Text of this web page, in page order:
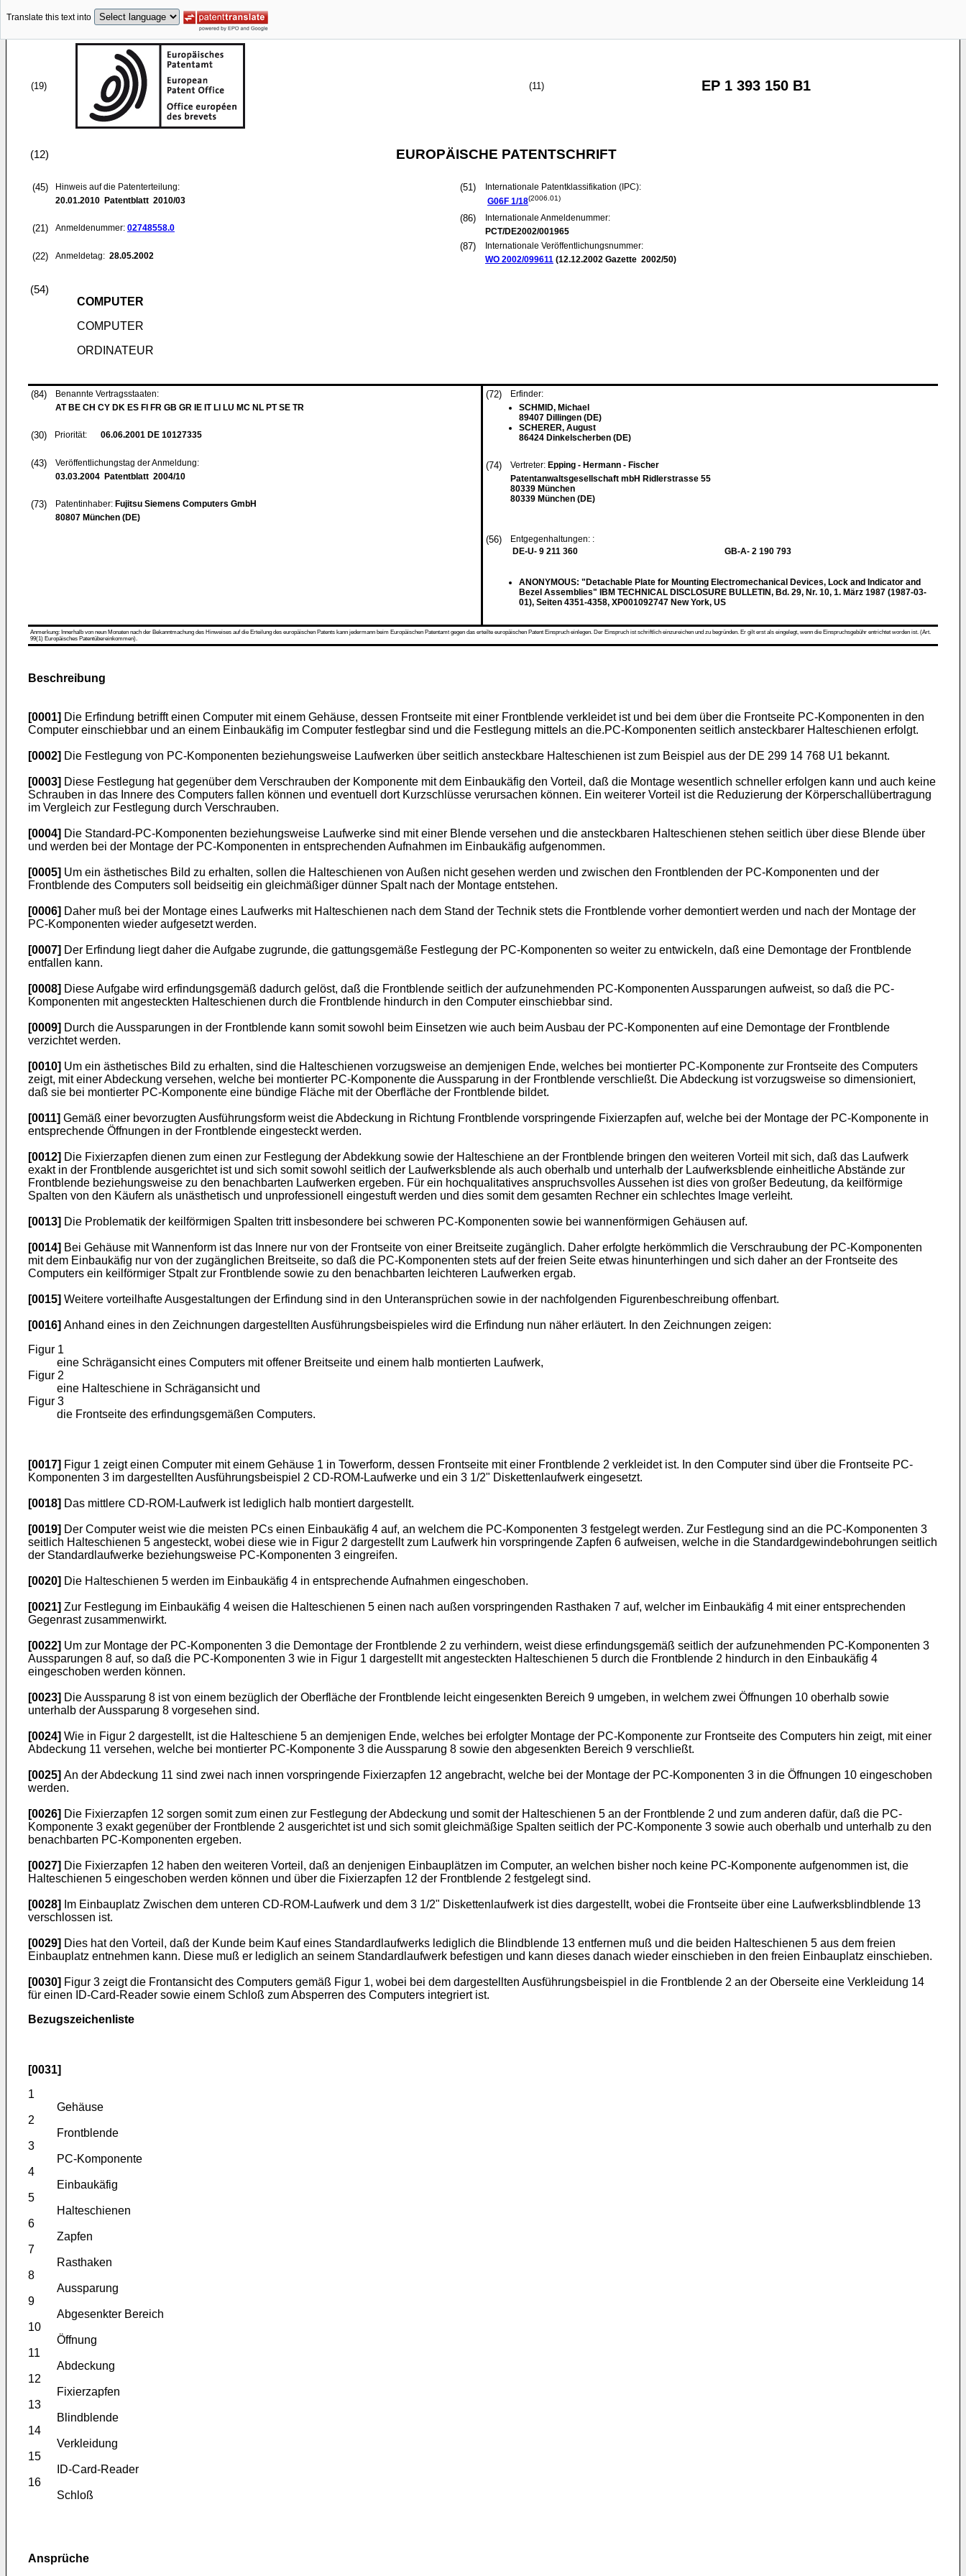
Translate this text into
(19) (11) EP 1 393 150 B1
(12) EUROPÄISCHE PATENTSCHRIFT
(45)
Hinweis auf die Patenterteilung:
20.01.2010 Patentblatt 2010/03
(21) Anmeldenummer: 02748558.0
(22) Anmeldetag: 28.05.2002
(51)
Internationale Patentklassifikation (IPC):
G06F 1/18(2006.01)
(86)
Internationale Anmeldenummer:
PCT/DE2002/001965
(87)
Internationale Veröffentlichungsnummer:
WO 2002/099611 (12.12.2002 Gazette 2002/50)
(54)
COMPUTER
COMPUTER
ORDINATEUR
(84)
Benannte Vertragsstaaten:
AT BE CH CY DK ES FI FR GB GR IE IT LI LU MC NL PT SE TR
(30) Priorität: 06.06.2001 DE 10127335
(43)
Veröffentlichungstag der Anmeldung:
03.03.2004 Patentblatt 2004/10
(73) Patentinhaber: Fujitsu Siemens Computers GmbH
80807 München (DE)
(72)
Erfinder:
SCHMID, Michael
89407 Dillingen (DE)
SCHERER, August
86424 Dinkelscherben (DE)
(74) Vertreter: Epping - Hermann - Fischer
Patentanwaltsgesellschaft mbH Ridlerstrasse 55
80339 München
80339 München (DE)
(56)
Entgegenhaltungen: :
DE-U- 9 211 360
GB-A- 2 190 793
ANONYMOUS: "Detachable Plate for Mounting Electromechanical Devices, Lock and Indicator and
Bezel Assemblies" IBM TECHNICAL DISCLOSURE BULLETIN, Bd. 29, Nr. 10, 1. März 1987 (1987-03-
01), Seiten 4351-4358, XP001092747 New York, US
Anmerkung: Innerhalb von neun Monaten nach der Bekanntmachung des Hinweises auf die Erteilung des europäischen Patents kann jedermann beim Europäischen Patentamt gegen das erteilte europäischen Patent Einspruch einlegen. Der Einspruch ist schriftlich einzureichen und zu begründen. Er gilt erst als eingelegt, wenn die Einspruchsgebühr entrichtet worden ist. (Art.
99(1) Europäisches Patentübereinkommen).
Beschreibung
[0001] Die Erfindung betrifft einen Computer mit einem Gehäuse, dessen Frontseite mit einer Frontblende verkleidet ist und bei dem über die Frontseite PC-Komponenten in den
Computer einschiebbar und an einem Einbaukäfig im Computer festlegbar sind und die Festlegung mittels an die.PC-Komponenten seitlich ansteckbarer Halteschienen erfolgt.
[0002] Die Festlegung von PC-Komponenten beziehungsweise Laufwerken über seitlich ansteckbare Halteschienen ist zum Beispiel aus der DE 299 14 768 U1 bekannt.
[0003] Diese Festlegung hat gegenüber dem Verschrauben der Komponente mit dem Einbaukäfig den Vorteil, daß die Montage wesentlich schneller erfolgen kann und auch keine
Schrauben in das Innere des Computers fallen können und eventuell dort Kurzschlüsse verursachen können. Ein weiterer Vorteil ist die Reduzierung der Körperschallübertragung
im Vergleich zur Festlegung durch Verschrauben.
[0004] Die Standard-PC-Komponenten beziehungsweise Laufwerke sind mit einer Blende versehen und die ansteckbaren Halteschienen stehen seitlich über diese Blende über
und werden bei der Montage der PC-Komponenten in entsprechenden Aufnahmen im Einbaukäfig aufgenommen.
[0005] Um ein ästhetisches Bild zu erhalten, sollen die Halteschienen von Außen nicht gesehen werden und zwischen den Frontblenden der PC-Komponenten und der
Frontblende des Computers soll beidseitig ein gleichmäßiger dünner Spalt nach der Montage entstehen.
[0006] Daher muß bei der Montage eines Laufwerks mit Halteschienen nach dem Stand der Technik stets die Frontblende vorher demontiert werden und nach der Montage der
PC-Komponenten wieder aufgesetzt werden.
[0007] Der Erfindung liegt daher die Aufgabe zugrunde, die gattungsgemäße Festlegung der PC-Komponenten so weiter zu entwickeln, daß eine Demontage der Frontblende
entfallen kann.
[0008] Diese Aufgabe wird erfindungsgemäß dadurch gelöst, daß die Frontblende seitlich der aufzunehmenden PC-Komponenten Aussparungen aufweist, so daß die PC-
Komponenten mit angesteckten Halteschienen durch die Frontblende hindurch in den Computer einschiebbar sind.
[0009] Durch die Aussparungen in der Frontblende kann somit sowohl beim Einsetzen wie auch beim Ausbau der PC-Komponenten auf eine Demontage der Frontblende
verzichtet werden.
[0010] Um ein ästhetisches Bild zu erhalten, sind die Halteschienen vorzugsweise an demjenigen Ende, welches bei montierter PC-Komponente zur Frontseite des Computers
zeigt, mit einer Abdeckung versehen, welche bei montierter PC-Komponente die Aussparung in der Frontblende verschließt. Die Abdeckung ist vorzugsweise so dimensioniert,
daß sie bei montierter PC-Komponente eine bündige Fläche mit der Oberfläche der Frontblende bildet.
[0011] Gemäß einer bevorzugten Ausführungsform weist die Abdeckung in Richtung Frontblende vorspringende Fixierzapfen auf, welche bei der Montage der PC-Komponente in
entsprechende Öffnungen in der Frontblende eingesteckt werden.
[0012] Die Fixierzapfen dienen zum einen zur Festlegung der Abdekkung sowie der Halteschiene an der Frontblende bringen den weiteren Vorteil mit sich, daß das Laufwerk
exakt in der Frontblende ausgerichtet ist und sich somit sowohl seitlich der Laufwerksblende als auch oberhalb und unterhalb der Laufwerksblende einheitliche Abstände zur
Frontblende beziehungsweise zu den benachbarten Laufwerken ergeben. Für ein hochqualitatives anspruchsvolles Aussehen ist dies von großer Bedeutung, da keilförmige
Spalten von den Käufern als unästhetisch und unprofessionell eingestuft werden und dies somit dem gesamten Rechner ein schlechtes Image verleiht.
[0013] Die Problematik der keilförmigen Spalten tritt insbesondere bei schweren PC-Komponenten sowie bei wannenförmigen Gehäusen auf.
[0014] Bei Gehäuse mit Wannenform ist das Innere nur von der Frontseite von einer Breitseite zugänglich. Daher erfolgte herkömmlich die Verschraubung der PC-Komponenten
mit dem Einbaukäfig nur von der zugänglichen Breitseite, so daß die PC-Komponenten stets auf der freien Seite etwas hinunterhingen und sich daher an der Frontseite des
Computers ein keilförmiger Stpalt zur Frontblende sowie zu den benachbarten leichteren Laufwerken ergab.
[0015] Weitere vorteilhafte Ausgestaltungen der Erfindung sind in den Unteransprüchen sowie in der nachfolgenden Figurenbeschreibung offenbart.
[0016] Anhand eines in den Zeichnungen dargestellten Ausführungsbeispieles wird die Erfindung nun näher erläutert. In den Zeichnungen zeigen:
Figur 1
eine Schrägansicht eines Computers mit offener Breitseite und einem halb montierten Laufwerk,
Figur 2
eine Halteschiene in Schrägansicht und
Figur 3
die Frontseite des erfindungsgemäßen Computers.
[0017] Figur 1 zeigt einen Computer mit einem Gehäuse 1 in Towerform, dessen Frontseite mit einer Frontblende 2 verkleidet ist. In den Computer sind über die Frontseite PC-
Komponenten 3 im dargestellten Ausführungsbeispiel 2 CD-ROM-Laufwerke und ein 3 1/2" Diskettenlaufwerk eingesetzt.
[0018] Das mittlere CD-ROM-Laufwerk ist lediglich halb montiert dargestellt.
[0019] Der Computer weist wie die meisten PCs einen Einbaukäfig 4 auf, an welchem die PC-Komponenten 3 festgelegt werden. Zur Festlegung sind an die PC-Komponenten 3
seitlich Halteschienen 5 angesteckt, wobei diese wie in Figur 2 dargestellt zum Laufwerk hin vorspringende Zapfen 6 aufweisen, welche in die Standardgewindebohrungen seitlich
der Standardlaufwerke beziehungsweise PC-Komponenten 3 eingreifen.
[0020] Die Halteschienen 5 werden im Einbaukäfig 4 in entsprechende Aufnahmen eingeschoben.
[0021] Zur Festlegung im Einbaukäfig 4 weisen die Halteschienen 5 einen nach außen vorspringenden Rasthaken 7 auf, welcher im Einbaukäfig 4 mit einer entsprechenden
Gegenrast zusammenwirkt.
[0022] Um zur Montage der PC-Komponenten 3 die Demontage der Frontblende 2 zu verhindern, weist diese erfindungsgemäß seitlich der aufzunehmenden PC-Komponenten 3
Aussparungen 8 auf, so daß die PC-Komponenten 3 wie in Figur 1 dargestellt mit angesteckten Halteschienen 5 durch die Frontblende 2 hindurch in den Einbaukäfig 4
eingeschoben werden können.
[0023] Die Aussparung 8 ist von einem bezüglich der Oberfläche der Frontblende leicht eingesenkten Bereich 9 umgeben, in welchem zwei Öffnungen 10 oberhalb sowie
unterhalb der Aussparung 8 vorgesehen sind.
[0024] Wie in Figur 2 dargestellt, ist die Halteschiene 5 an demjenigen Ende, welches bei erfolgter Montage der PC-Komponente zur Frontseite des Computers hin zeigt, mit einer
Abdeckung 11 versehen, welche bei montierter PC-Komponente 3 die Aussparung 8 sowie den abgesenkten Bereich 9 verschließt.
[0025] An der Abdeckung 11 sind zwei nach innen vorspringende Fixierzapfen 12 angebracht, welche bei der Montage der PC-Komponenten 3 in die Öffnungen 10 eingeschoben
werden.
[0026] Die Fixierzapfen 12 sorgen somit zum einen zur Festlegung der Abdeckung und somit der Halteschienen 5 an der Frontblende 2 und zum anderen dafür, daß die PC-
Komponente 3 exakt gegenüber der Frontblende 2 ausgerichtet ist und sich somit gleichmäßige Spalten seitlich der PC-Komponente 3 sowie auch oberhalb und unterhalb zu den
benachbarten PC-Komponenten ergeben.
[0027] Die Fixierzapfen 12 haben den weiteren Vorteil, daß an denjenigen Einbauplätzen im Computer, an welchen bisher noch keine PC-Komponente aufgenommen ist, die
Halteschienen 5 eingeschoben werden können und über die Fixierzapfen 12 der Frontblende 2 festgelegt sind.
[0028]
Im Einbauplatz Zwischen dem unteren CD-ROM-Laufwerk und dem 3 1/2" Diskettenlaufwerk ist dies dargestellt, wobei die Frontseite über eine Laufwerksblindblende 13
verschlossen ist.
[0029] Dies hat den Vorteil, daß der Kunde beim Kauf eines Standardlaufwerks lediglich die Blindblende 13 entfernen muß und die beiden Halteschienen 5 aus dem freien
Einbauplatz entnehmen kann. Diese muß er lediglich an seinem Standardlaufwerk befestigen und kann dieses danach wieder einschieben in den freien Einbauplatz einschieben.
[0030] Figur 3 zeigt die Frontansicht des Computers gemäß Figur 1, wobei bei dem dargestellten Ausführungsbeispiel in die Frontblende 2 an der Oberseite eine Verkleidung 14
für einen ID-Card-Reader sowie einem Schloß zum Absperren des Computers integriert ist.
Bezugszeichenliste
[0031]
1
Gehäuse
2
Frontblende
3
PC-Komponente
4
Einbaukäfig
5
Halteschienen
6
Zapfen
7
Rasthaken
8
Aussparung
9
Abgesenkter Bereich
10
Öffnung
11
Abdeckung
12
Fixierzapfen
13
Blindblende
14
Verkleidung
15
ID-Card-Reader
16
Schloß
Ansprüche